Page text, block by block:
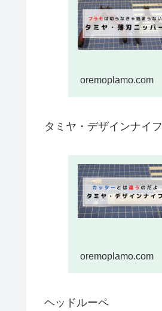
oremoplamo.com
タミヤ・デザインナイフ
oremoplamo.com
ヘッドルーペ